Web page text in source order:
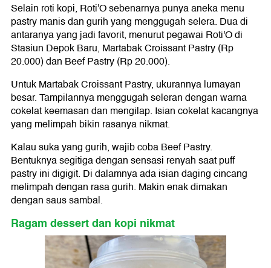
Selain roti kopi, Roti'O sebenarnya punya aneka menu
pastry manis dan gurih yang menggugah selera. Dua di
antaranya yang jadi favorit, menurut pegawai Roti'O di
Stasiun Depok Baru, Martabak Croissant Pastry (Rp
20.000) dan Beef Pastry (Rp 20.000).
Untuk Martabak Croissant Pastry, ukurannya lumayan
besar. Tampilannya menggugah seleran dengan warna
cokelat keemasan dan mengilap. Isian cokelat kacangnya
yang melimpah bikin rasanya nikmat.
Kalau suka yang gurih, wajib coba Beef Pastry.
Bentuknya segitiga dengan sensasi renyah saat puff
pastry ini digigit. Di dalamnya ada isian daging cincang
melimpah dengan rasa gurih. Makin enak dimakan
dengan saus sambal.
Ragam dessert dan kopi nikmat